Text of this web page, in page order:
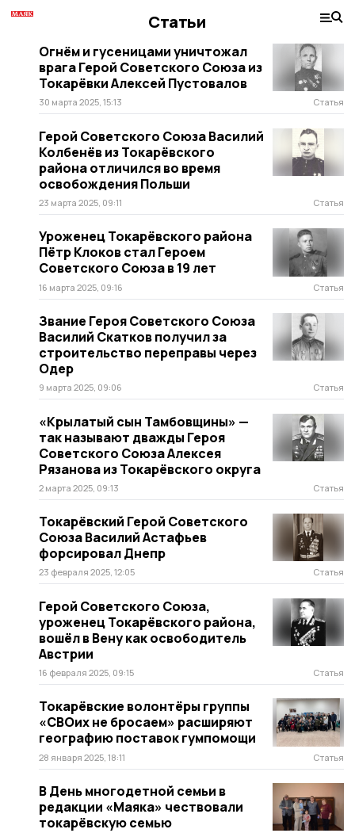
Статьи
Огнём и гусеницами уничтожал
врага Герой Советского Союза из
Токарёвки Алексей Пустовалов
30 марта 2025, 15:13 Статья
Герой Советского Союза Василий
Колбенёв из Токарёвского
района отличился во время
освобождения Польши
23 марта 2025, 09:11 Статья
Уроженец Токарёвского района
Пётр Клоков стал Героем
Советского Союза в 19 лет
16 марта 2025, 09:16 Статья
Звание Героя Советского Союза
Василий Скатков получил за
строительство переправы через
Одер
9 марта 2025, 09:06 Статья
«Крылатый сын Тамбовщины» —
так называют дважды Героя
Советского Союза Алексея
Рязанова из Токарёвского округа
2 марта 2025, 09:13 Статья
Токарёвский Герой Советского
Союза Василий Астафьев
форсировал Днепр
23 февраля 2025, 12:05 Статья
Герой Советского Союза,
уроженец Токарёвского района,
вошёл в Вену как освободитель
Австрии
16 февраля 2025, 09:15 Статья
Токарёвские волонтёры группы
«СВОих не бросаем» расширяют
географию поставок гумпомощи
28 января 2025, 18:11 Статья
В День многодетной семьи в
редакции «Маяка» чествовали
токарёвскую семью